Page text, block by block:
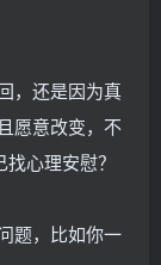
，还是因为真
愿意改变，不
心理安慰？
题，比如你一